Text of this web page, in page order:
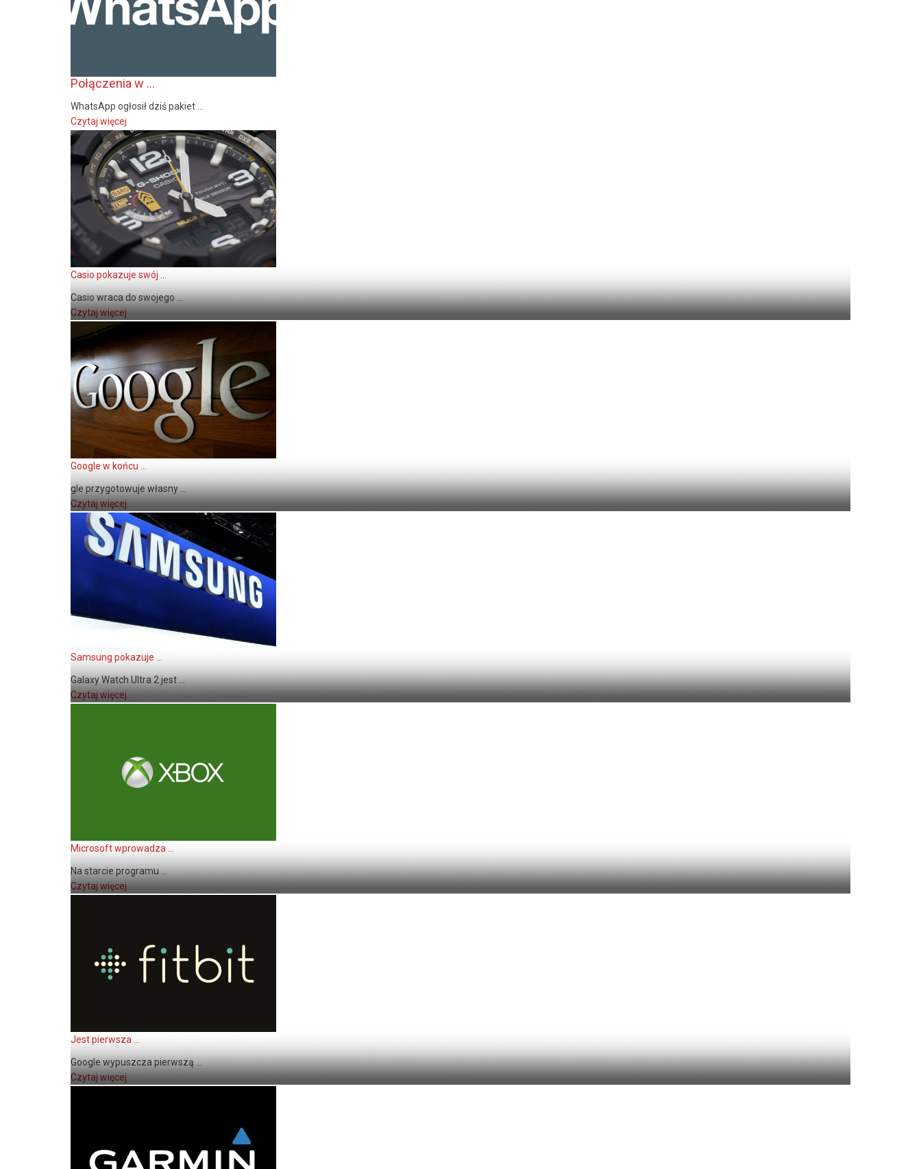
Połączenia w ...
WhatsApp ogłosił dziś pakiet ...
Czytaj więcej
Casio pokazuje swój ...
Casio wraca do swojego ...
Czytaj więcej
Google w końcu ...
gle przygotowuje własny ...
Czytaj więcej
Samsung pokazuje ...
Galaxy Watch Ultra 2 jest ...
Czytaj więcej
Microsoft wprowadza ...
Na starcie programu ...
Czytaj więcej
Jest pierwsza ...
Google wypuszcza pierwszą ...
Czytaj więcej